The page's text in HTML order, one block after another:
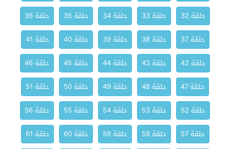
حلقة 32
حلقة 33 حلقة 34 حلقة 35
حلقة 36
حلقة 37
حلقة 38 حلقة 39 حلقة 40
حلقة 41
حلقة 42
حلقة 43 حلقة 44 حلقة 45
حلقة 46
حلقة 47
حلقة 48 حلقة 49 حلقة 50
حلقة 51
حلقة 52
حلقة 53 حلقة 54 حلقة 55
حلقة 56
حلقة 57
حلقة 58 حلقة 59 حلقة 60
حلقة 61